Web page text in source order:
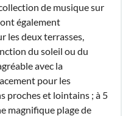
de musique sur
également
les deux terrasses,
du soleil ou du
avec la
pour les
proches et lointains ; à 5
magnifique plage de